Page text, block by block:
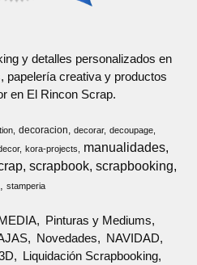
y detalles personalizados en
papelería creativa y productos
en El Rincon Scrap.
decoracion decorar
decoupage
kora-projects manualidades
scrapbook scrapbooking
stamperia
Pinturas y Mediums
Novedades
NAVIDAD
Liquidación Scrapbooking